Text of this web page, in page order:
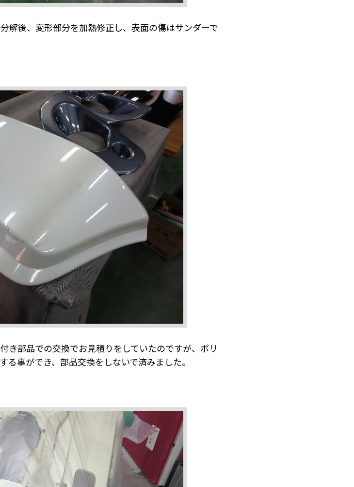
解後、変形部分を加熱修正し、表面の傷はサンダーで
き部品での交換でお見積りをしていたのですが、ポリ
事ができ、部品交換をしないで済みました。